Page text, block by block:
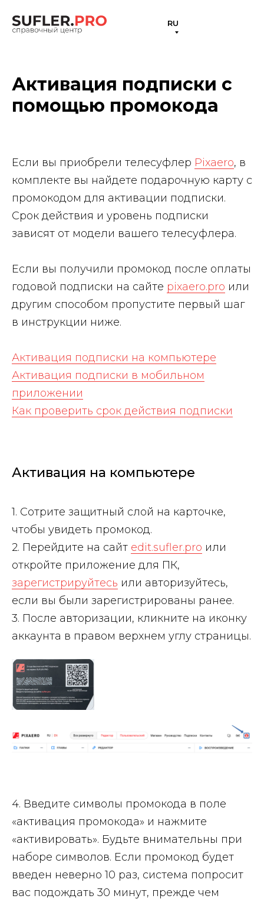
RU
Активация подписки с
помощью промокода
Если вы приобрели телесуфлер Pixaero, в
комплекте вы найдете подарочную карту с
промокодом для активации подписки.
Срок действия и уровень подписки
зависят от модели вашего телесуфлера.
Если вы получили промокод после оплаты
годовой подписки на сайте pixaero.pro или
другим способом пропустите первый шаг
в инструкции ниже.
Активация подписки на компьютере
Активация подписки в мобильном
приложении
Как проверить срок действия подписки
Активация на компьютере
1. Сотрите защитный слой на карточке,
чтобы увидеть промокод.
2. Перейдите на сайт edit.sufler.pro или
откройте приложение для ПК,
зарегистрируйтесь или авторизуйтесь,
если вы были зарегистрированы ранее.
3. После авторизации, кликните на иконку
аккаунта в правом верхнем углу страницы.
4. Введите символы промокода в поле
«активация промокода» и нажмите
«активировать». Будьте внимательны при
наборе символов. Если промокод будет
введен неверно 10 раз, система попросит
вас подождать 30 минут, прежде чем